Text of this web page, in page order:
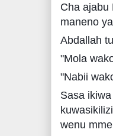
Cha ajabu
maneno
Abdallah
"Mola
"Nabii
Sasa
wenu